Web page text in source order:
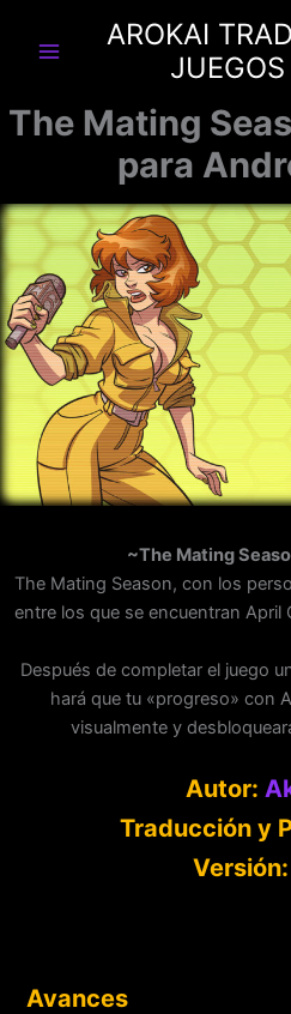
AROKAI
The Mating
para
~The Mating
The Mating Season, con los
entre los que se encuentran April
Después de completar el juego
hará que tu «progreso» con
visualmente y
Autor:
Traducción y
Versión:
Avances